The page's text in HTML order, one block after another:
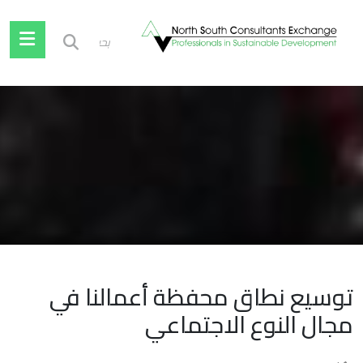
نطاق محفظة أعمالنا في
النوع الاجتماعي